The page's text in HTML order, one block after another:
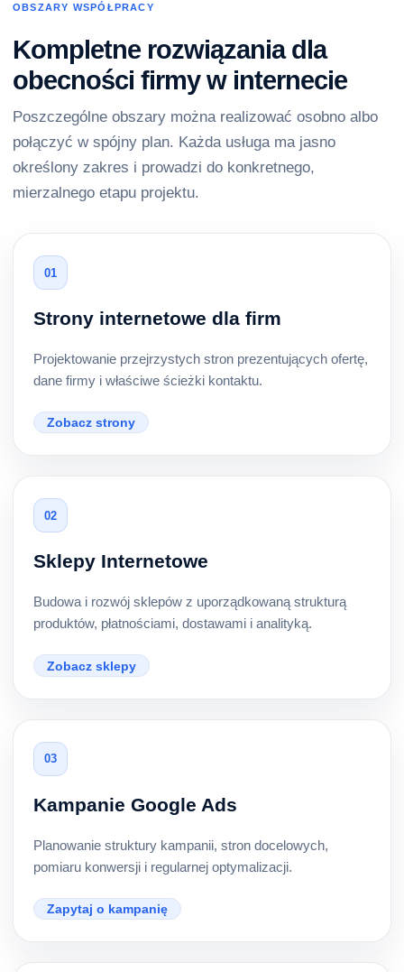
OBSZARY WSPÓŁPRACY
Kompletne rozwiązania dla
obecności firmy w internecie
Poszczególne obszary można realizować osobno albo
połączyć w spójny plan. Każda usługa ma jasno
określony zakres i prowadzi do konkretnego,
mierzalnego etapu projektu.
01
Strony internetowe dla firm
Projektowanie przejrzystych stron prezentujących ofertę,
dane firmy i właściwe ścieżki kontaktu.
Zobacz strony
02
Sklepy Internetowe
Budowa i rozwój sklepów z uporządkowaną strukturą
produktów, płatnościami, dostawami i analityką.
Zobacz sklepy
03
Kampanie Google Ads
Planowanie struktury kampanii, stron docelowych,
pomiaru konwersji i regularnej optymalizacji.
Zapytaj o kampanię